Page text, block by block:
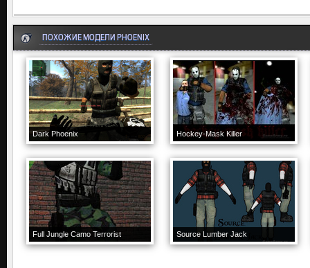
ПОХОЖИЕ МОДЕЛИ PHOENIX
Dark Phoenix Hockey-Mask Killer
Full Jungle Camo Terrorist Source Lumber Jack